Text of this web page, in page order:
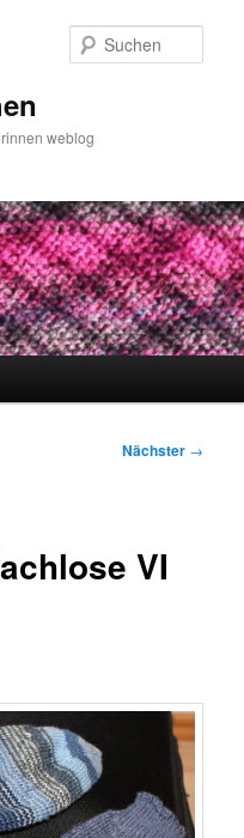
weblog
Nächster →
VI